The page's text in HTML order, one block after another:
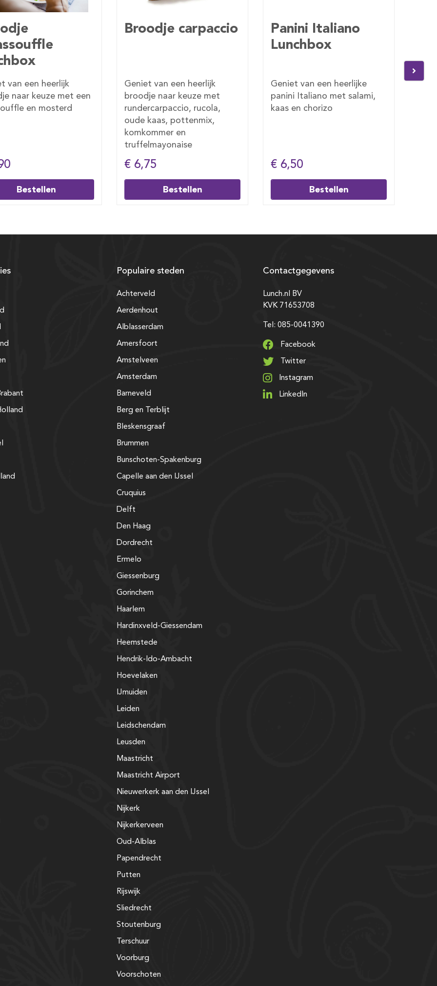
carpaccio
van een heerlijk
naar keuze met
rucola,
Bestellen
Panini Italiano
Geniet van een heerlijke
panini Italiano met salami,
kaas en chorizo
€ 6,50
Bestellen
Panini caprese
Lunchbox
Geniet van een heerlijke
panini caprese met tomaat,
mozzarella en pesto
€ 6,50
Bestellen
Populaire steden
Achterveld
Aerdenhout
Alblasserdam
Amersfoort
Amstelveen
Amsterdam
Barneveld
Berg en Terblijt
Bleskensgraaf
Brummen
Bunschoten-Spakenburg
Capelle aan den IJssel
Cruquius
Delft
Den Haag
Dordrecht
Ermelo
Giessenburg
Gorinchem
Haarlem
Hardinxveld-Giessendam
Heemstede
Hendrik-Ido-Ambacht
Hoevelaken
IJmuiden
Leiden
Leidschendam
Leusden
Maastricht
Maastricht Airport
Nieuwerkerk aan den IJssel
Nijkerk
Nijkerkerveen
Oud-Alblas
Papendrecht
Putten
Rijswijk
Sliedrecht
Stoutenburg
Terschuur
Voorburg
Voorschoten
Contactgegevens
Lunch.nl BV
KVK 71653708
Tel: 085-0041390
Facebook
Twitter
Instagram
LinkedIn